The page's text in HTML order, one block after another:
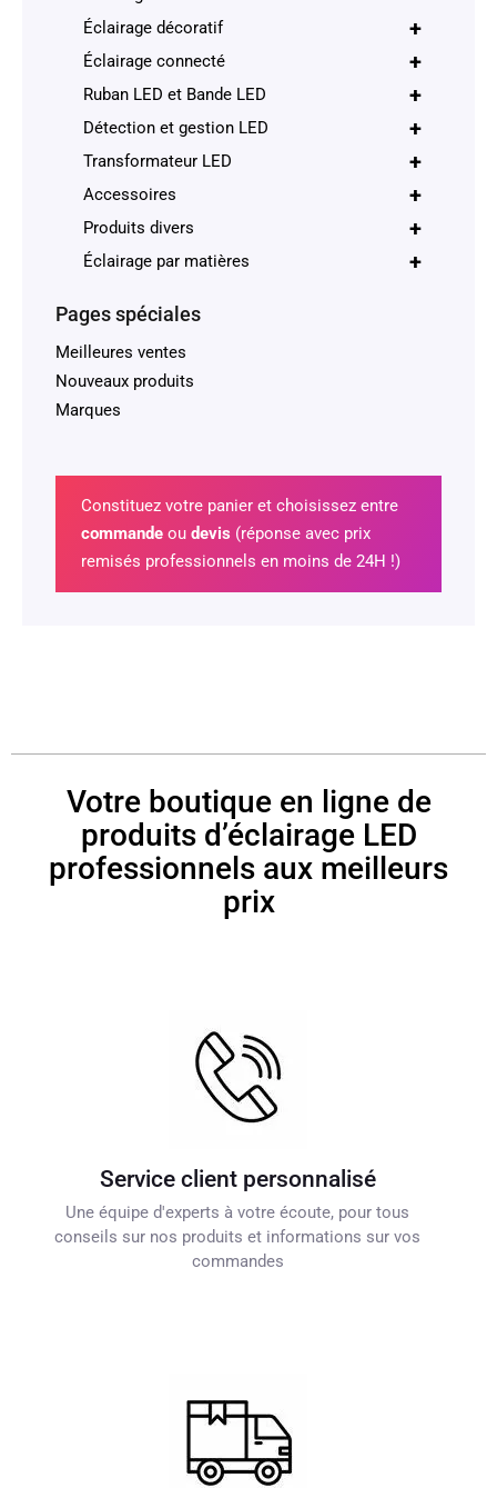
+
Éclairage décoratif
+
Éclairage connecté
+
Ruban LED et Bande LED
+
Détection et gestion LED
+
Transformateur LED
+
Accessoires
+
Produits divers
+
Éclairage par matières
Pages spéciales
Meilleures ventes
Nouveaux produits
Marques
Constituez votre panier et choisissez entre
commandeou devis (réponse avec prix
remisés professionnels en moins de 24H !)
Votre boutique en ligne de
produits d’éclairage LED
professionnels aux meilleurs
prix
Service client personnalisé
Une équipe d'experts à votre écoute, pour tous
conseils sur nos produits et informations sur vos
commandes